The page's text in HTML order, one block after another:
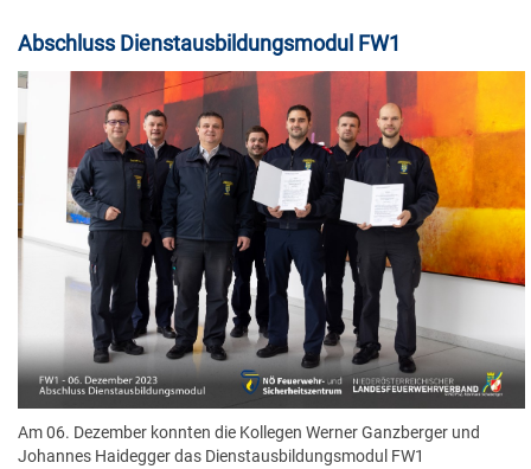
2021
2020
2019
2018
2017
2016
Infos für Gäste
Areal
Modulverwaltung
Qualitätsmanagement
Technik
Finanz
Haus und Service
e-Module
e-Informationen
Hinweise zur Anmeldung
Restplätze
Brandhaus & Übungsdorf
Lernvideos
Abschluss Dienstausbildungsmodul FW1
Am 06. Dezember konnten die Kollegen Werner Ganzberger und
Johannes Haidegger das Dienstausbildungsmodul FW1